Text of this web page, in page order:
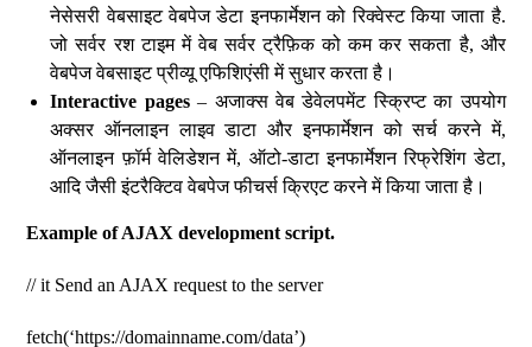
नेसेसरी वेबसाइट वेबपेज डेटा इनफार्मेशन को रिक्वेस्ट किया जाता है.
जो सर्वर रश टाइम में वेब सर्वर ट्रैफ़िक को कम कर सकता है, और
वेबपेज वेबसाइट प्रीव्यू एफिशिएंसी में सुधार करता है।
Interactive pages– अजाक्स वेब डेवेलपमेंट स्क्रिप्ट का उपयोग
अक्सर ऑनलाइन लाइव डाटा और इनफार्मेशन को सर्च करने में,
ऑनलाइन फ़ॉर्म वेलिडेशन में, ऑटो-डाटा इनफार्मेशन रिफ्रेशिंग डेटा,
आदि जैसी इंटरैक्टिव वेबपेज फीचर्स क्रिएट करने में किया जाता है।
Example of AJAX development script.
// it Send an AJAX request to the server
fetch(‘https://domainname.com/data’)